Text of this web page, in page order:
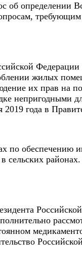
определении
жилых
их прав на
непригодными
года в
обеспечению